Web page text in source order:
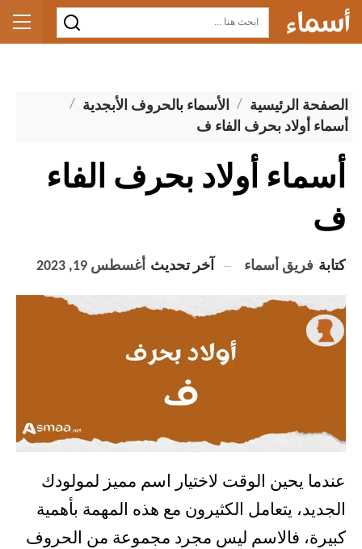
الصفحة الرئيسية
الأسماء بالحروف الأبجدية
أسماء أولاد بحرف الفاء ف
أسماء أولاد بحرف الفاء
ف
كتابة فريق أسماء آخر تحديث أغسطس 19, 2023
عندما يحين الوقت لاختيار اسم مميز لمولودك
الجديد، يتعامل الكثيرون مع هذه المهمة بأهمية
كبيرة، فالاسم ليس مجرد مجموعة من الحروف